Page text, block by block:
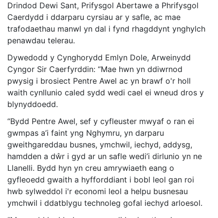
Drindod Dewi Sant, Prifysgol Abertawe a Phrifysgol
Caerdydd i ddarparu cyrsiau ar y safle, ac mae
trafodaethau manwl yn dal i fynd rhagddynt ynghylch
penawdau telerau.
Dywedodd y Cynghorydd Emlyn Dole, Arweinydd
Cyngor Sir Caerfyrddin: “Mae hwn yn ddiwrnod
pwysig i brosiect Pentre Awel ac yn brawf o'r holl
waith cynllunio caled sydd wedi cael ei wneud dros y
blynyddoedd.
“Bydd Pentre Awel, sef y cyfleuster mwyaf o ran ei
gwmpas a’i faint yng Nghymru, yn darparu
gweithgareddau busnes, ymchwil, iechyd, addysg,
hamdden a dŵr i gyd ar un safle wedi’i dirlunio yn ne
Llanelli. Bydd hyn yn creu amrywiaeth eang o
gyfleoedd gwaith a hyfforddiant i bobl leol gan roi
hwb sylweddol i'r economi leol a helpu busnesau
ymchwil i ddatblygu technoleg gofal iechyd arloesol.